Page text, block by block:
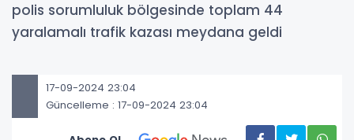
polis sorumluluk bölgesinde toplam 44
yaralamalı trafik kazası meydana geldi
17-09-2024 23:04
Güncelleme : 17-09-2024 23:04